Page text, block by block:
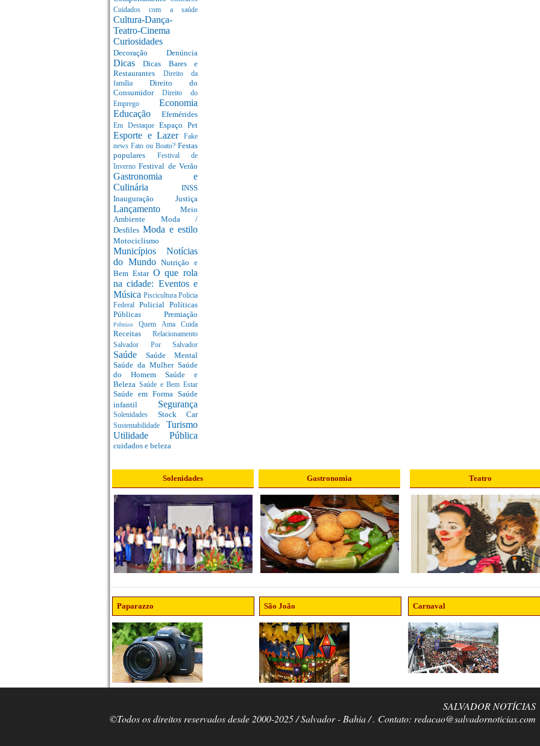
Cuidados com a saúde
Cultura-Dança-
Teatro-Cinema
Curiosidades
Decoração Denúncia
DicasDicas Bares e
Restaurantes
Direito da
família Direito do
Consumidor Direito do
Emprego Economia
Educação Efemérides
Em Destaque Espaço Pet
Esporte e Lazer
Fake
news Fato ou Boato? Festas
populares
Festival de
InvernoFestival de Verão
Gastronomia e
Culinária INSS
Inauguração Justiça
Lançamento Meio
Ambiente Moda /
Desfiles Moda e estilo
Motociclismo
Municípios Notícias
do MundoNutrição e
Bem Estar O que rola
na cidade: Eventos e
Música Piscicultura Policia
Federal Policial Políticas
Públicas Premiação
PrêmiosQuem Ama Cuida
Receitas Relacionamento
Salvador Por Salvador
Saúde Saúde Mental
Saúde da Mulher Saúde
do Homem Saúde e
Beleza Saúde e Bem Estar
Saúde em Forma Saúde
infantil Segurança
Solenidades Stock Car
Sustentabilidade Turismo
Utilidade Pública
cuidados e beleza
Solenidades Gastronomia Teatro
Paparazzo São João Carnaval
SALVADOR NOTÍCIAS
©Todos os direitos reservados desde 2000-2025 / Salvador - Bahia / . Contato: redacao@salvadornoticias.com